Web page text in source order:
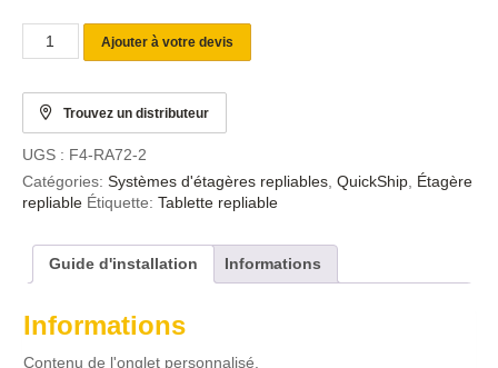
Ajouter à votre devis
Trouvez un distributeur
UGS : F4-RA72-2
Catégories: Systèmes d'étagères repliables, QuickShip, Étagère
repliable Étiquette: Tablette repliable
Guide d'installation Informations
Informations
Contenu de l'onglet personnalisé.